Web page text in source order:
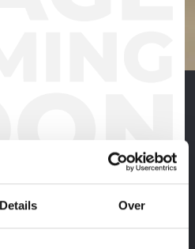
Details Over
SHOOTER